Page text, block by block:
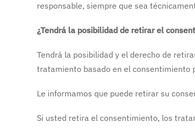
responsable, siempre que sea
¿Tendrá la posibilidad de retirar el
Tendrá la posibilidad y el derecho de
tratamiento basado en el consentimiento
Le informamos que puede retirar su
Si usted retira el consentimiento, los